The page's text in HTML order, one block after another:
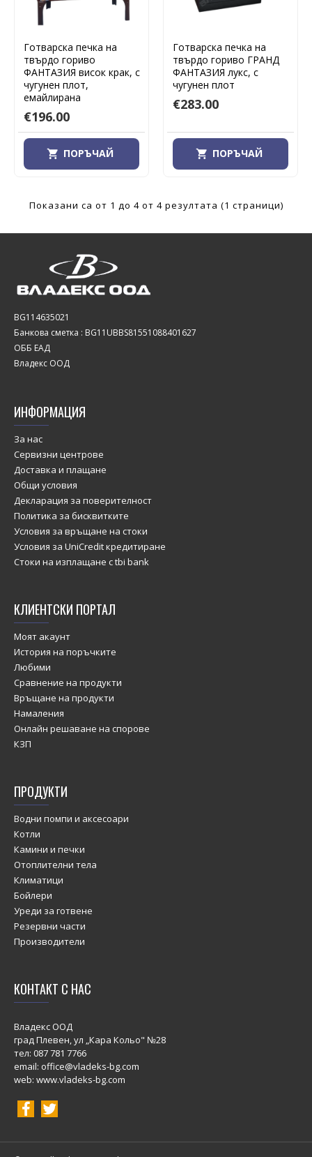
Готварска печка на
твърдо гориво
ФАНТАЗИЯ висок крак, с
чугунен плот,
емайлирана
€196.00
ПОРЪЧАЙ
Готварска печка на
твърдо гориво ГРАНД
ФАНТАЗИЯ лукс, с
чугунен плот
€283.00
ПОРЪЧАЙ
Показани са от 1 до 4 от 4 резултата (1 страници)
BG114635021
Банкова сметка : BG11UBBS81551088401627
ОББ ЕАД
Владекс ООД
ИНФОРМАЦИЯ
За нас
Сервизни центрове
Доставка и плащане
Общи условия
Декларация за поверителност
Политика за бисквитките
Условия за връщане на стоки
Условия за UniCredit кредитиране
Стоки на изплащане с tbi bank
КЛИЕНТСКИ ПОРТАЛ
Моят акаунт
История на поръчките
Любими
Сравнение на продукти
Връщане на продукти
Намаления
Онлайн решаване на спорове
КЗП
ПРОДУКТИ
Водни помпи и аксесоари
Котли
Камини и печки
Отоплителни тела
Климатици
Бойлери
Уреди за готвене
Резервни части
Производители
КОНТАКТ С НАС
Владекс ООД
град Плевен, ул „Кара Кольо" №28
тел: 087 781 7766
email: office@vladeks-bg.com
web: www.vladeks-bg.com